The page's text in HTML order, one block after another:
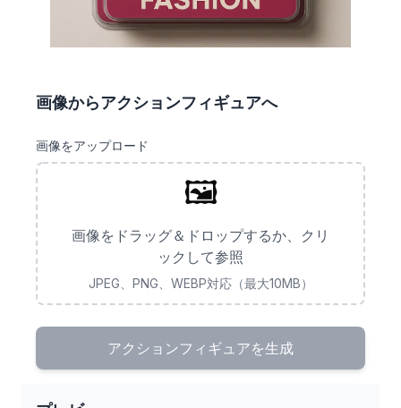
画像からアクションフィギュアへ
画像をアップロード
🖼️
画像をドラッグ＆ドロップするか、クリ
ックして参照
JPEG、PNG、WEBP対応（最大10MB）
アクションフィギュアを生成